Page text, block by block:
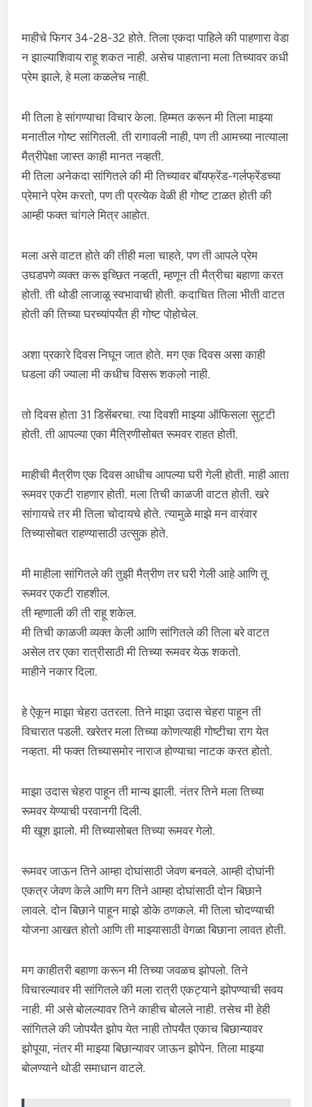
माहीचे फिगर 34-28-32 होते. तिला एकदा पाहिले की पाहणारा वेडा
न झाल्याशिवाय राहू शकत नाही. असेच पाहताना मला तिच्यावर कधी
प्रेम झाले, हे मला कळलेच नाही.
मी तिला हे सांगण्याचा विचार केला. हिम्मत करून मी तिला माझ्या
मनातील गोष्ट सांगितली. ती रागावली नाही, पण ती आमच्या नात्याला
मैत्रीपेक्षा जास्त काही मानत नव्हती.
मी तिला अनेकदा सांगितले की मी तिच्यावर बॉयफ्रेंड-गर्लफ्रेंडच्या
प्रेमाने प्रेम करतो, पण ती प्रत्येक वेळी ही गोष्ट टाळत होती की
आम्ही फक्त चांगले मित्र आहोत.
मला असे वाटत होते की तीही मला चाहते, पण ती आपले प्रेम
उघडपणे व्यक्त करू इच्छित नव्हती, म्हणून ती मैत्रीचा बहाणा करत
होती. ती थोडी लाजाळू स्वभावाची होती. कदाचित तिला भीती वाटत
होती की तिच्या घरच्यांपर्यंत ही गोष्ट पोहोचेल.
अशा प्रकारे दिवस निघून जात होते. मग एक दिवस असा काही
घडला की ज्याला मी कधीच विसरू शकलो नाही.
तो दिवस होता 31 डिसेंबरचा. त्या दिवशी माझ्या ऑफिसला सुट्टी
होती. ती आपल्या एका मैत्रिणीसोबत रूमवर राहत होती.
माहीची मैत्रीण एक दिवस आधीच आपल्या घरी गेली होती. माही आता
रूमवर एकटी राहणार होती. मला तिची काळजी वाटत होती. खरे
सांगायचे तर मी तिला चोदायचे होते. त्यामुळे माझे मन वारंवार
तिच्यासोबत राहण्यासाठी उत्सुक होते.
मी माहीला सांगितले की तुझी मैत्रीण तर घरी गेली आहे आणि तू
रूमवर एकटी राहशील.
ती म्हणाली की ती राहू शकेल.
मी तिची काळजी व्यक्त केली आणि सांगितले की तिला बरे वाटत
असेल तर एका रात्रीसाठी मी तिच्या रूमवर येऊ शकतो.
माहीने नकार दिला.
हे ऐकून माझा चेहरा उतरला. तिने माझा उदास चेहरा पाहून ती
विचारात पडली. खरेतर मला तिच्या कोणत्याही गोष्टीचा राग येत
नव्हता. मी फक्त तिच्यासमोर नाराज होण्याचा नाटक करत होतो.
माझा उदास चेहरा पाहून ती मान्य झाली. नंतर तिने मला तिच्या
रूमवर येण्याची परवानगी दिली.
मी खूश झालो. मी तिच्यासोबत तिच्या रूमवर गेलो.
रूमवर जाऊन तिने आम्हा दोघांसाठी जेवण बनवले. आम्ही दोघांनी
एकत्र जेवण केले आणि मग तिने आम्हा दोघांसाठी दोन बिछाने
लावले. दोन बिछाने पाहून माझे डोके ठणकले. मी तिला चोदण्याची
योजना आखत होतो आणि ती माझ्यासाठी वेगळा बिछाना लावत होती.
मग काहीतरी बहाणा करून मी तिच्या जवळच झोपलो. तिने
विचारल्यावर मी सांगितले की मला रात्री एकट्याने झोपण्याची सवय
नाही. मी असे बोलल्यावर तिने काहीच बोलले नाही. तसेच मी हेही
सांगितले की जोपर्यंत झोप येत नाही तोपर्यंत एकाच बिछान्यावर
झोपूया, नंतर मी माझ्या बिछान्यावर जाऊन झोपेन. तिला माझ्या
बोलण्याने थोडी समाधान वाटले.